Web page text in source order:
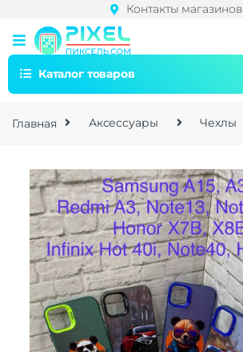
Контакты магазинов
Каталог товаров
Главная Аксессуары Чехлы